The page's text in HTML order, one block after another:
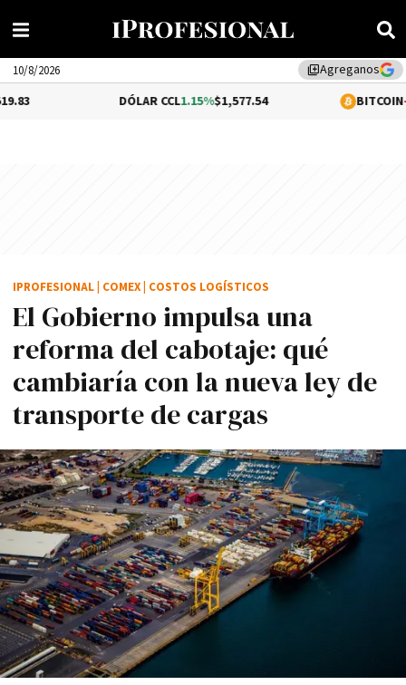
library_addAgreganos
10/8/2026
1.15%$1,577.54 -0.18%
El Gobierno impulsa una
reforma del cabotaje: qué
cambiaría con la nueva ley de
transporte de cargas
IPROFESIONAL COMEX COSTOS LOGÍSTICOS